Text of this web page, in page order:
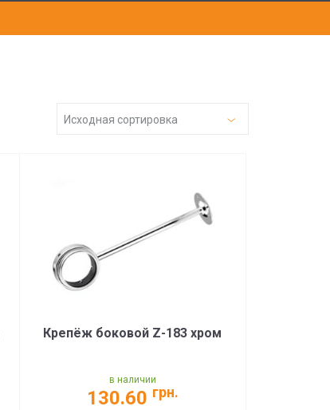
Исходная сортировка
Крепёж боковой Z-183 хром
в наличии
130.60 грн.